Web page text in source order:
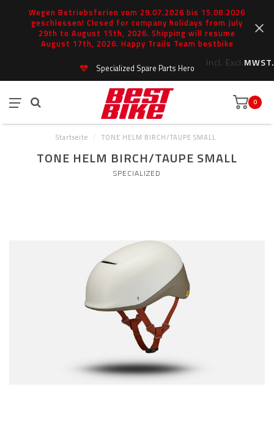
Wegen Betriebsferien vom 29.07.2026 bis 15.08.2026
geschlossen! Closed for company holidays from July
29th to August 15th, 2026. Shipping will resume
August 17th, 2026. Happy Trails Team bestbike
Incl. Excl.MWST.
Specialized Spare Parts Hero
0
Startseite / TONE HELM BIRCH/TAUPE SMALL
TONE HELM BIRCH/TAUPE SMALL
SPECIALIZED